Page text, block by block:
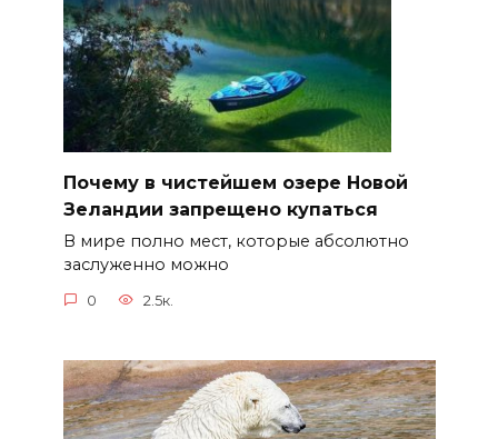
Почему в чистейшем озере Новой
Зеландии запрещено купаться
В мире полно мест, которые абсолютно
заслуженно можно
0 2.5к.